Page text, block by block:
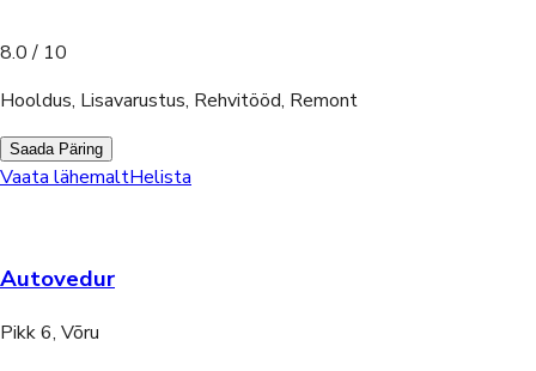
8.0 / 10
Hooldus, Lisavarustus, Rehvitööd, Remont
Saada Päring
Vaata lähemaltHelista
Autovedur
Pikk 6, Võru